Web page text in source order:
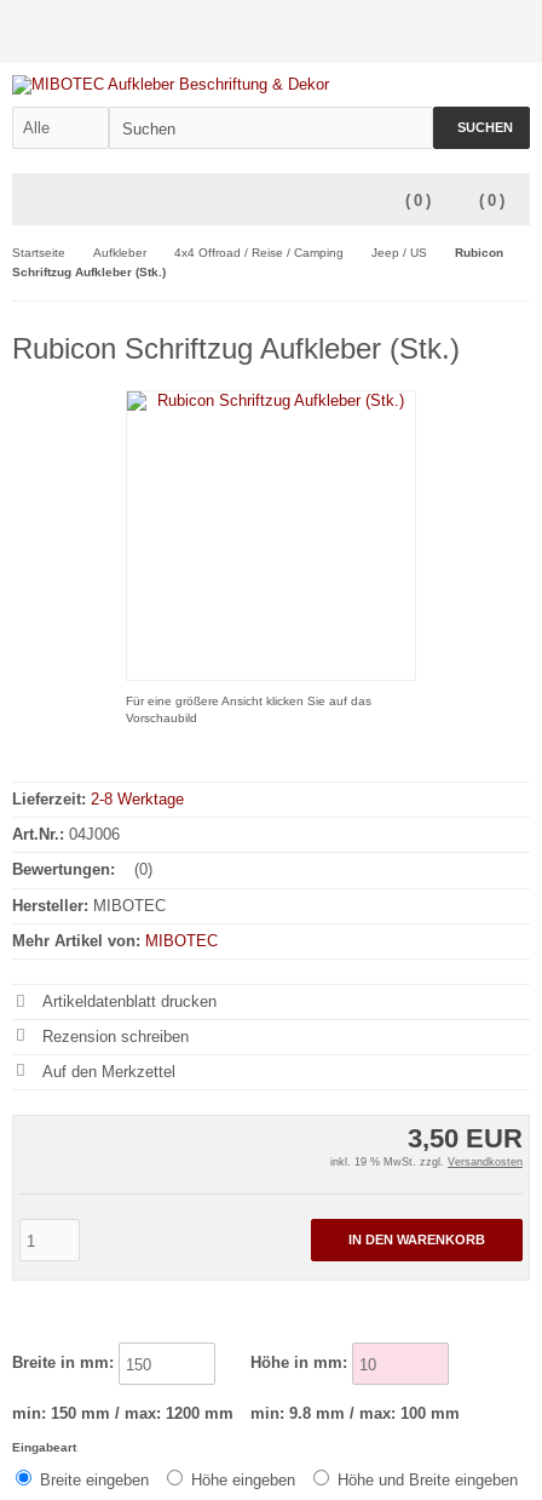
SUCHEN
( 0 )
( 0 )
Startseite Aufkleber 4x4 Offroad / Reise / Camping Jeep / US
Rubicon
Schriftzug Aufkleber (Stk.)
Rubicon Schriftzug Aufkleber (Stk.)
Für eine größere Ansicht klicken Sie auf das
Vorschaubild
3,50 EUR
inkl. 19 % MwSt. zzgl. Versandkosten
IN DEN WARENKORB
Lieferzeit: 2-8 Werktage
Art.Nr.: 04J006
Bewertungen:
(0)
Hersteller: MIBOTEC
Mehr Artikel von: MIBOTEC
Artikeldatenblatt drucken
Rezension schreiben
Breite in mm: Höhe in mm:
min: 150 mm / max: 1200 mm min: 9.8 mm / max: 100 mm
Eingabeart
Breite eingeben Höhe eingeben Höhe und Breite eingeben